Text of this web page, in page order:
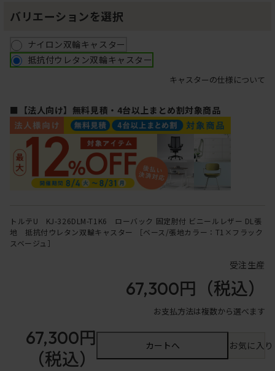
バリエーションを選択
ナイロン双輪キャスター
抵抗付ウレタン双輪キャスター
キャスターの仕様について
■【法人向け】無料見積・4台以上まとめ割対象商品
トルテU KJ-326DLM-T1K6 ローバック 固定肘付 ビニールレザー DL張
地 抵抗付ウレタン双輪キャスター ［ベース/張地カラー：T1×フラック
スベージュ］
受注生産
67,300円 （税込）
お支払方法は複数から選べます
67,300円
（税込）
カートへ お気に入